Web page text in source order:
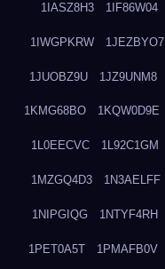
1IASZ8H3 1IF86W04
1IWGPKRW 1JEZBYO7
1JUOBZ9U 1JZ9UNM8
1KMG68BO 1KQW0D9E
1L0EECVC 1L92C1GM
1MZGQ4D3 1N3AELFF
1NIPGIQG 1NTYF4RH
1PET0A5T 1PMAFB0V